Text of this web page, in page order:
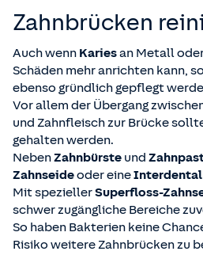
Zahnbrücken
Auch wenn Kariesan Metall
Schäden mehr anrichten kann,
ebenso gründlich gepflegt
Vor allem der Übergang
und Zahnfleisch zur Brücke
gehalten werden.
NebenZahnbürste und
Zahnseideoder eine
Mit speziellerSuperfloss-
schwer zugängliche Bereiche
So haben Bakterien keine
Risiko weitere Zahnbrücken zu